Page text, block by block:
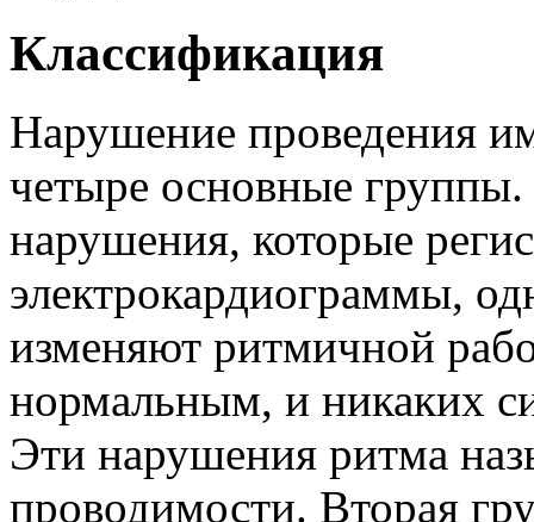
Классификация
Нарушение проведения
четыре основные
нарушения, которые
электрокардиограммы,
изменяют ритмичной
нормальным, и никаких
Эти нарушения ритма
проводимости. Вторая